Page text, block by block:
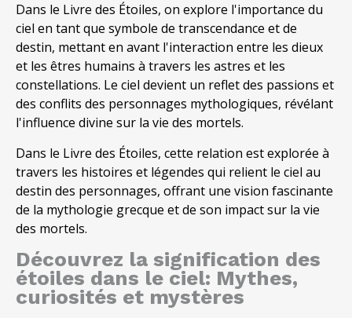
Dans le Livre des Étoiles, on explore l'importance du
ciel en tant que symbole de transcendance et de
destin, mettant en avant l'interaction entre les dieux
et les êtres humains à travers les astres et les
constellations. Le ciel devient un reflet des passions et
des conflits des personnages mythologiques, révélant
l'influence divine sur la vie des mortels.
Dans le Livre des Étoiles, cette relation est explorée à
travers les histoires et légendes qui relient le ciel au
destin des personnages, offrant une vision fascinante
de la mythologie grecque et de son impact sur la vie
des mortels.
Découvrez la signification des
étoiles dans le ciel: Mythes,
curiosités et mystères